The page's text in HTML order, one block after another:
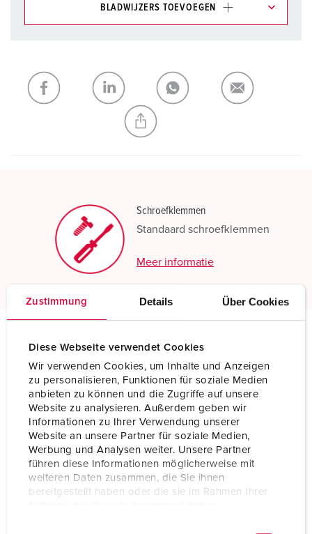
Zustimmung Details Über Cookies
Diese Webseite verwendet Cookies
Wir verwenden Cookies, um Inhalte und Anzeigen
zu personalisieren, Funktionen für soziale Medien
anbieten zu können und die Zugriffe auf unsere
Website zu analysieren. Außerdem geben wir
Informationen zu Ihrer Verwendung unserer
Website an unsere Partner für soziale Medien,
Werbung und Analysen weiter. Unsere Partner
führen diese Informationen möglicherweise mit
weiteren Daten zusammen, die Sie ihnen
bereitgestellt haben oder die sie im Rahmen Ihrer
BLADWIJZERS TOEVOEGEN
Mijn lijst TOEVOEGEN
NIEUW LIJST MAKEN
Schroefklemmen
Standaard schroefklemmen
Meer informatie
Technische specificaties
Toestelcontactstop 3657
Ampère 63 A
Polen 4 p
Voltage 500 V
7 h